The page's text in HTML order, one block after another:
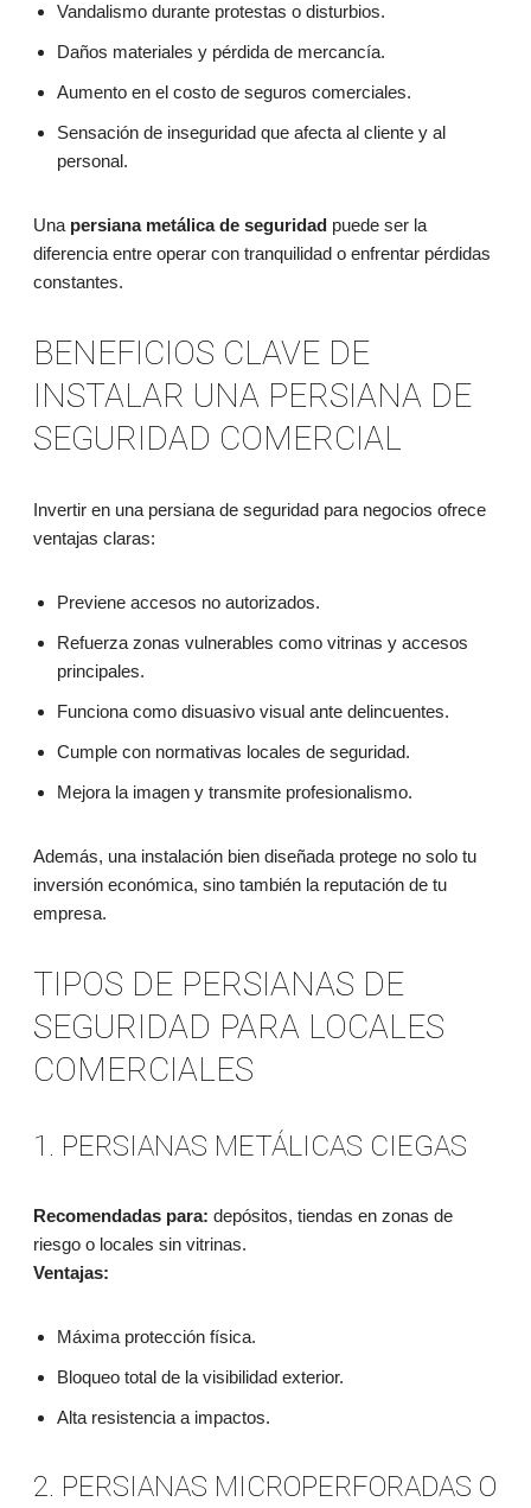
Vandalismo durante protestas o disturbios.
Daños materiales y pérdida de mercancía.
Aumento en el costo de seguros comerciales.
Sensación de inseguridad que afecta al cliente y al
personal.
Una persiana metálica de seguridadpuede ser la
diferencia entre operar con tranquilidad o enfrentar pérdidas
constantes.
BENEFICIOS CLAVE DE
INSTALAR UNA PERSIANA DE
SEGURIDAD COMERCIAL
Invertir en una persiana de seguridad para negocios ofrece
ventajas claras:
Previene accesos no autorizados.
Refuerza zonas vulnerables como vitrinas y accesos
principales.
Funciona como disuasivo visual ante delincuentes.
Cumple con normativas locales de seguridad.
Mejora la imagen y transmite profesionalismo.
Además, una instalación bien diseñada protege no solo tu
inversión económica, sino también la reputación de tu
empresa.
TIPOS DE PERSIANAS DE
SEGURIDAD PARA LOCALES
COMERCIALES
1. PERSIANAS METÁLICAS CIEGAS
Recomendadas para: depósitos, tiendas en zonas de
riesgo o locales sin vitrinas.
Ventajas:
Máxima protección física.
Bloqueo total de la visibilidad exterior.
Alta resistencia a impactos.
2. PERSIANAS MICROPERFORADAS O